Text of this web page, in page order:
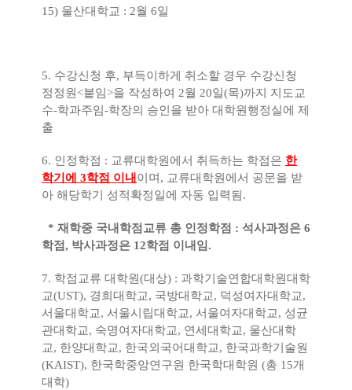
15) 울산대학교 : 2월 6일
5. 수강신청 후, 부득이하게 취소할 경우 수강신청
정정원<붙임>을 작성하여 2월 20일(목)까지 지도교
수-학과주임-학장의 승인을 받아 대학원행정실에 제
출
6. 인정학점 : 교류대학원에서 취득하는 학점은 한
학기에 3학점 이내 이며, 교류대학원에서 공문을 받
아 해당학기 성적확정일에 자동 입력됨.
* 재학중 국내학점교류 총 인정학점 : 석사과정은 6
학점, 박사과정은 12학점 이내임.
7. 학점교류 대학원(대상) : 과학기술연합대학원대학
교(UST), 경희대학교, 국방대학교, 덕성여자대학교,
서울대학교, 서울시립대학교, 서울여자대학교, 성균
관대학교, 숙명여자대학교, 연세대학교, 울산대학
교, 한양대학교, 한국외국어대학교, 한국과학기술원
(KAIST), 한국학중앙연구원 한국학대학원 (총 15개
대학)